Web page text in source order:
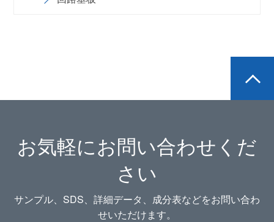
お気軽にお問い合わせくだ
さい
サンプル、SDS、詳細データ、成分表などをお問い合わ
せいただけます。